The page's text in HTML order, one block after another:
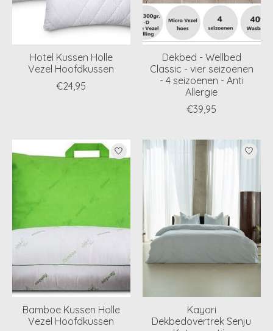
Hotel Kussen Holle
Vezel Hoofdkussen
€24,95
Dekbed - Wellbed
Classic - vier seizoenen
- 4 seizoenen - Anti
Allergie
€39,95
Bamboe Kussen Holle
Vezel Hoofdkussen
Kayori
Dekbedovertrek Senju